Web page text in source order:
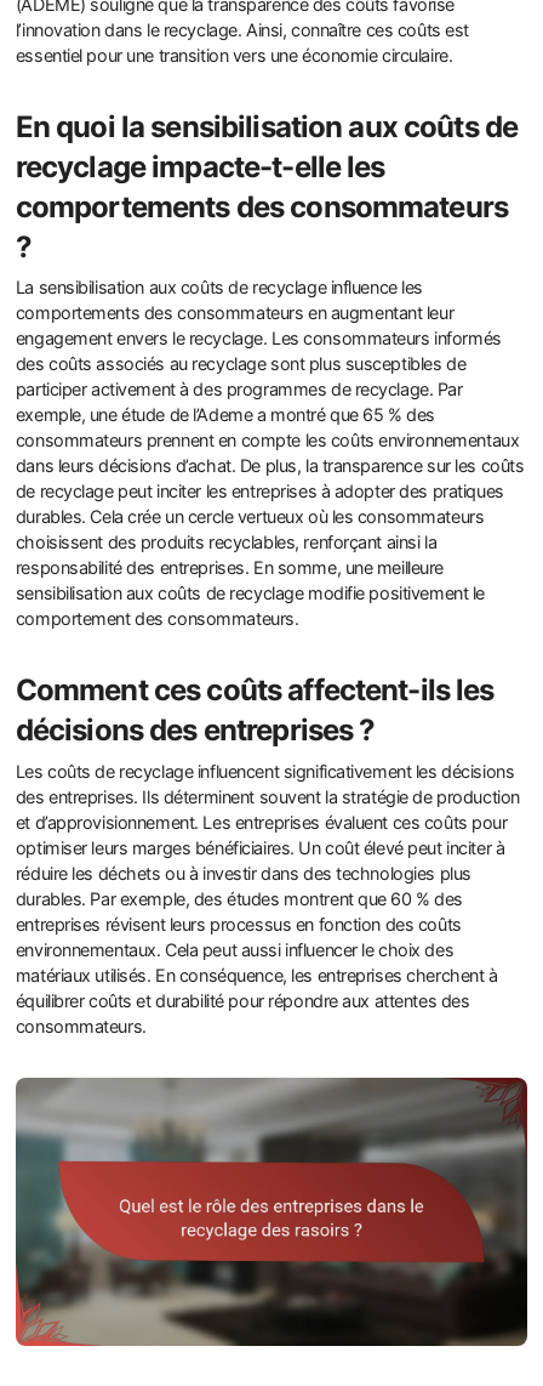
l’innovation dans le recyclage. Ainsi, connaître ces coûts est
essentiel pour une transition vers une économie circulaire.
En quoi la sensibilisation aux coûts de
recyclage impacte-t-elle les
comportements des consommateurs
?
La sensibilisation aux coûts de recyclage influence les
comportements des consommateurs en augmentant leur
engagement envers le recyclage. Les consommateurs informés
des coûts associés au recyclage sont plus susceptibles de
participer activement à des programmes de recyclage. Par
exemple, une étude de l’Ademe a montré que 65 % des
consommateurs prennent en compte les coûts environnementaux
dans leurs décisions d’achat. De plus, la transparence sur les coûts
de recyclage peut inciter les entreprises à adopter des pratiques
durables. Cela crée un cercle vertueux où les consommateurs
choisissent des produits recyclables, renforçant ainsi la
responsabilité des entreprises. En somme, une meilleure
sensibilisation aux coûts de recyclage modifie positivement le
comportement des consommateurs.
Comment ces coûts affectent-ils les
décisions des entreprises ?
Les coûts de recyclage influencent significativement les décisions
des entreprises. Ils déterminent souvent la stratégie de production
et d’approvisionnement. Les entreprises évaluent ces coûts pour
optimiser leurs marges bénéficiaires. Un coût élevé peut inciter à
réduire les déchets ou à investir dans des technologies plus
durables. Par exemple, des études montrent que 60 % des
entreprises révisent leurs processus en fonction des coûts
environnementaux. Cela peut aussi influencer le choix des
matériaux utilisés. En conséquence, les entreprises cherchent à
équilibrer coûts et durabilité pour répondre aux attentes des
consommateurs.